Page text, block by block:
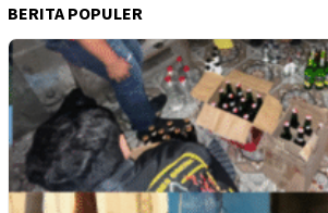
BERITA POPULER